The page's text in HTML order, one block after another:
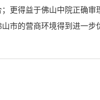
更得益于佛山中院正确
市的营商环境得到进一步